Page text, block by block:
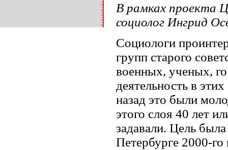
В рамках проекта
социолог Ингрид
Социологи
групп старого
военных, ученых,
деятельность в
назад это были
этого слоя 40 лет
задавали. Цель
Петербурге 2000-го